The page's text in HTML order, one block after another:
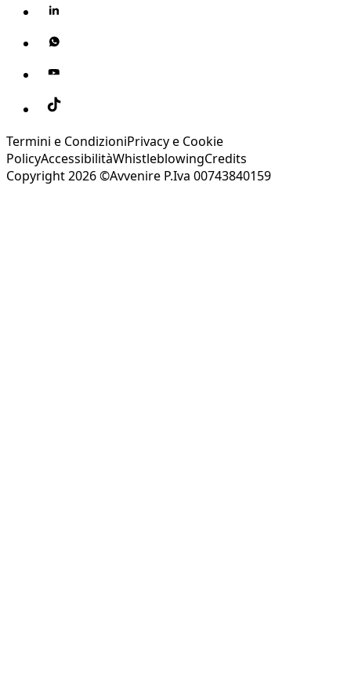
Termini e CondizioniPrivacy e Cookie
PolicyAccessibilitàWhistleblowingCredits
Copyright 2026 ©Avvenire P.Iva 00743840159